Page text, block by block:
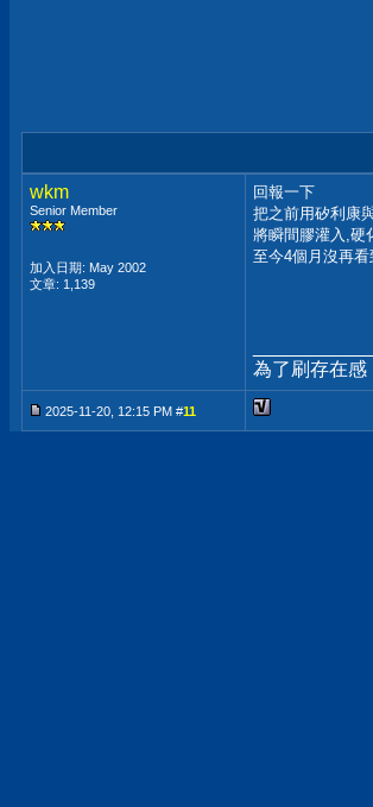
wkm
Senior Member
加入日期: May 2002
文章: 1,139
回報一下
把之前用矽利康
將瞬間膠灌入,硬
至今4個月沒再
為了刷存在感
2025-11-20, 12:15 PM #11